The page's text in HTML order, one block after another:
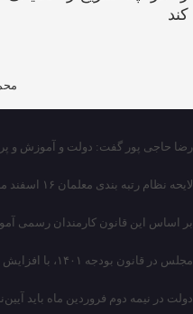
رضا حاجی پور گفت: دولت و آموزش و پرورش موظف به
لایحه نظام رتبه بندی معلمان ۱۶ اسفند ماه پارسال در شورای نگهبان تأیید شده بود و رئیس جمهور آن را بیست و سوم همان ماه برای اجرا در دستگاه ها ابلاغ کرد.
بر اساس این قانون کارمندان رسمی آموزش و پرورش را که در هفته ۲۴ ساعت در کلاس
مجلس در قانون بودجه ۱۴۰۱، با افزایش بودجه ۲۵ میلیارد تومانی دولت، آن را به حدود ۴۰ هزار میلیارد تومان رساند.
دولت در نیمه دوم فروردین ماه باید